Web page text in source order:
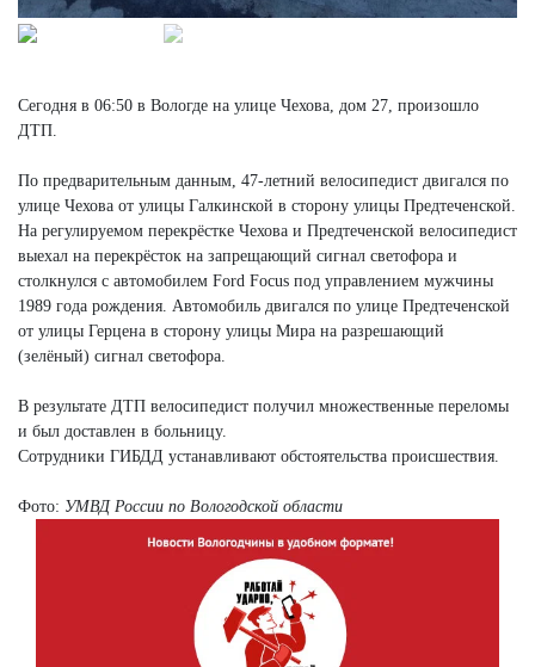
Сегодня в 06:50 в Вологде на улице Чехова, дом 27, произошло
ДТП.
По предварительным данным, 47-летний велосипедист двигался по
улице Чехова от улицы Галкинской в сторону улицы Предтеченской.
На регулируемом перекрёстке Чехова и Предтеченской велосипедист
выехал на перекрёсток на запрещающий сигнал светофора и
столкнулся с автомобилем Ford Focus под управлением мужчины
1989 года рождения. Автомобиль двигался по улице Предтеченской
от улицы Герцена в сторону улицы Мира на разрешающий
(зелёный) сигнал светофора.
В результате ДТП велосипедист получил множественные переломы
и был доставлен в больницу.
Сотрудники ГИБДД устанавливают обстоятельства происшествия.
Фото: УМВД России по Вологодской области